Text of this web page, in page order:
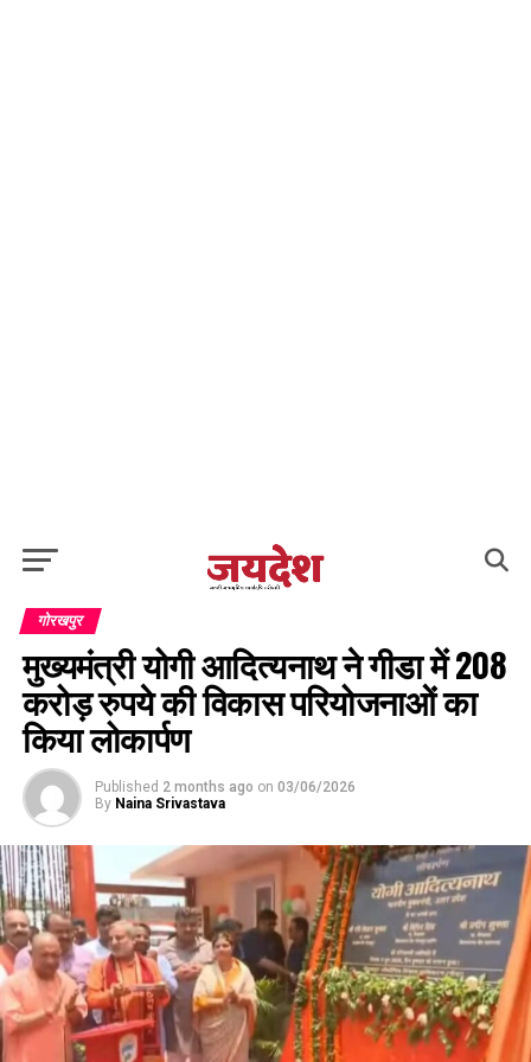
गोरखपुर
मुख्यमंत्री योगी आदित्यनाथ ने गीडा में 208
करोड़ रुपये की विकास परियोजनाओं का
किया लोकार्पण
Published 2 months ago on 03/06/2026
By Naina Srivastava